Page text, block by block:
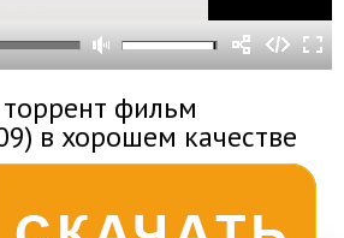
фильм
в хорошем качестве